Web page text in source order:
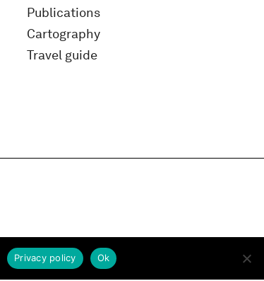
Publications
Cartography
Travel guide
Ok
Privacy policy